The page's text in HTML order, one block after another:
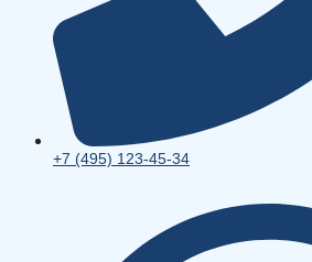
+7 (495) 123-45-34